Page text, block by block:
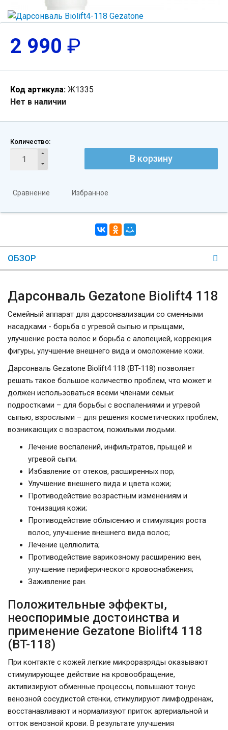
2 990 ₽
Код артикула: Ж1335
Нет в наличии
Количество:
В корзину
Сравнение Избранное
ОБЗОР
Дарсонваль Gezatone Biolift4 118
Семейный аппарат для дарсонвализации со сменными
насадками - борьба с угревой сыпью и прыщами,
улучшение роста волос и борьба с алопецией, коррекция
фигуры, улучшение внешнего вида и омоложение кожи.
Дарсонваль Gezatone Biolift4 118 (BT-118) позволяет
решать такое большое количество проблем, что может и
должен использоваться всеми членами семьи:
подростками – для борьбы с воспалениями и угревой
сыпью, взрослыми – для решения косметических проблем,
возникающих с возрастом, пожилыми людьми.
Лечение воспалений, инфильтратов, прыщей и
угревой сыпи;
Избавление от отеков, расширенных пор;
Улучшение внешнего вида и цвета кожи;
Противодействие возрастным изменениям и
тонизация кожи;
Противодействие облысению и стимуляция роста
волос, улучшение внешнего вида волос;
Лечение целлюлита;
Противодействие варикозному расширению вен,
улучшение периферического кровоснабжения;
Заживление ран.
Положительные эффекты,
неоспоримые достоинства и
применение Gezatone Biolift4 118
(BT-118)
При контакте с кожей легкие микроразряды оказывают
стимулирующее действие на кровообращение,
активизируют обменные процессы, повышают тонус
венозной сосудистой стенки, стимулируют лимфодренаж,
восстанавливают и нормализуют приток артериальной и
отток венозной крови. В результате улучшения